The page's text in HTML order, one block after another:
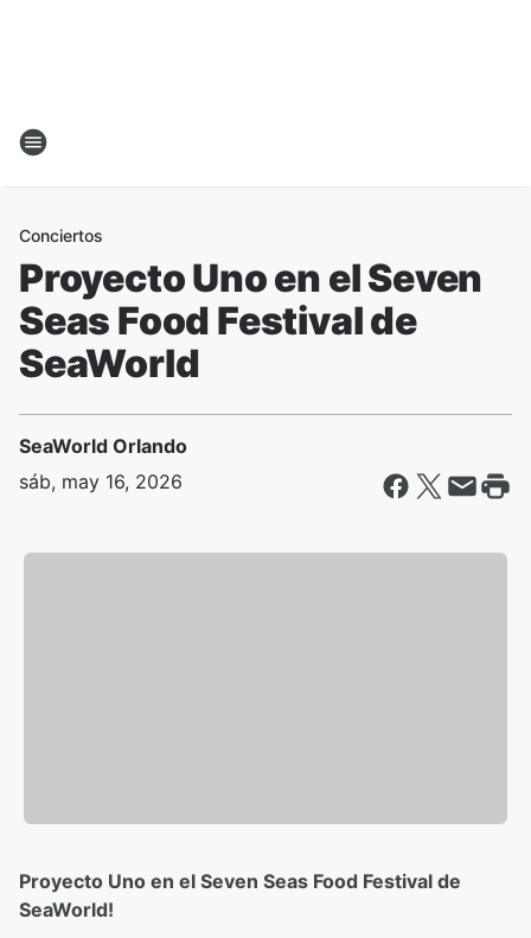
Conciertos
Proyecto Uno en el Seven
Seas Food Festival de
SeaWorld
SeaWorld Orlando
sáb, may 16, 2026
Proyecto Uno en el Seven Seas Food Festival de
SeaWorld!